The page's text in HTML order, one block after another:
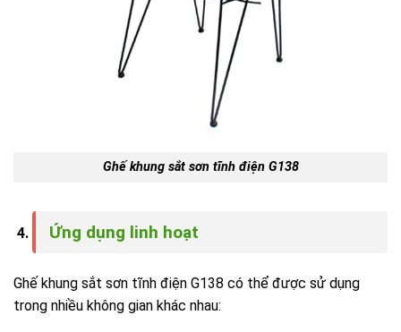
Ghế khung sắt sơn tĩnh điện G138
Ứng dụng linh hoạt
Ghế khung sắt sơn tĩnh điện G138 có thể được sử dụng
trong nhiều không gian khác nhau: